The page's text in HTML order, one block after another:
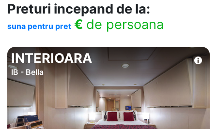
Preturi incepand de la:
suna pentru pret € de persoana
INTERIOARA
IB - Bella